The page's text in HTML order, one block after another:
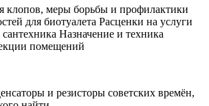
клопов, меры борьбы и профилактики
для биотуалета Расценки на услуги
Назначение и техника
помещений
и резисторы советских времён,